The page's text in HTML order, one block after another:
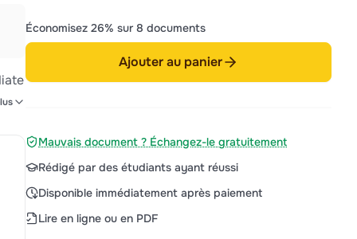
Économisez 26% sur 8 documents
Ajouter au panier
Mauvais document ? Échangez-le gratuitement
Rédigé par des étudiants ayant réussi
Disponible immédiatement après paiement
Lire en ligne ou en PDF